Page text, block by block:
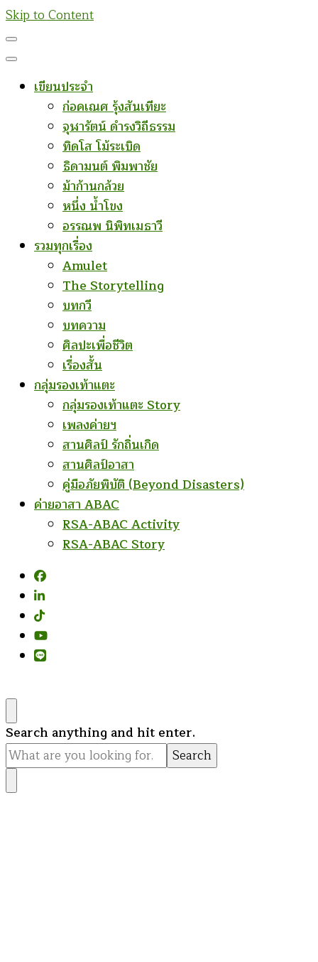
Skip to Content
เขียนประจำ
ก่อคเณศ รุ้งสันเทียะ
จุฬารัตน์ ดำรงวิถีธรรม
ทิดโส โม้ระเบิด
ธิดามนต์ พิมพาชัย
ม้าก้านกล้วย
หนึ่ง น้ำโขง
อรรณพ นิพิทเมธาวี
รวมทุกเรื่อง
Amulet
The Storytelling
บทกวี
บทความ
ศิลปะเพื่อชีวิต
เรื่องสั้น
กลุ่มรองเท้าแตะ
กลุ่มรองเท้าแตะ Story
เพลงค่ายฯ
สานศิลป์ รักถิ่นเกิด
สานศิลป์อาสา
คู่มือภัยพิบัติ (Beyond Disasters)
ค่ายอาสา ABAC
RSA-ABAC Activity
RSA-ABAC Story
Looking
for
Something?
Search anything and hit enter.